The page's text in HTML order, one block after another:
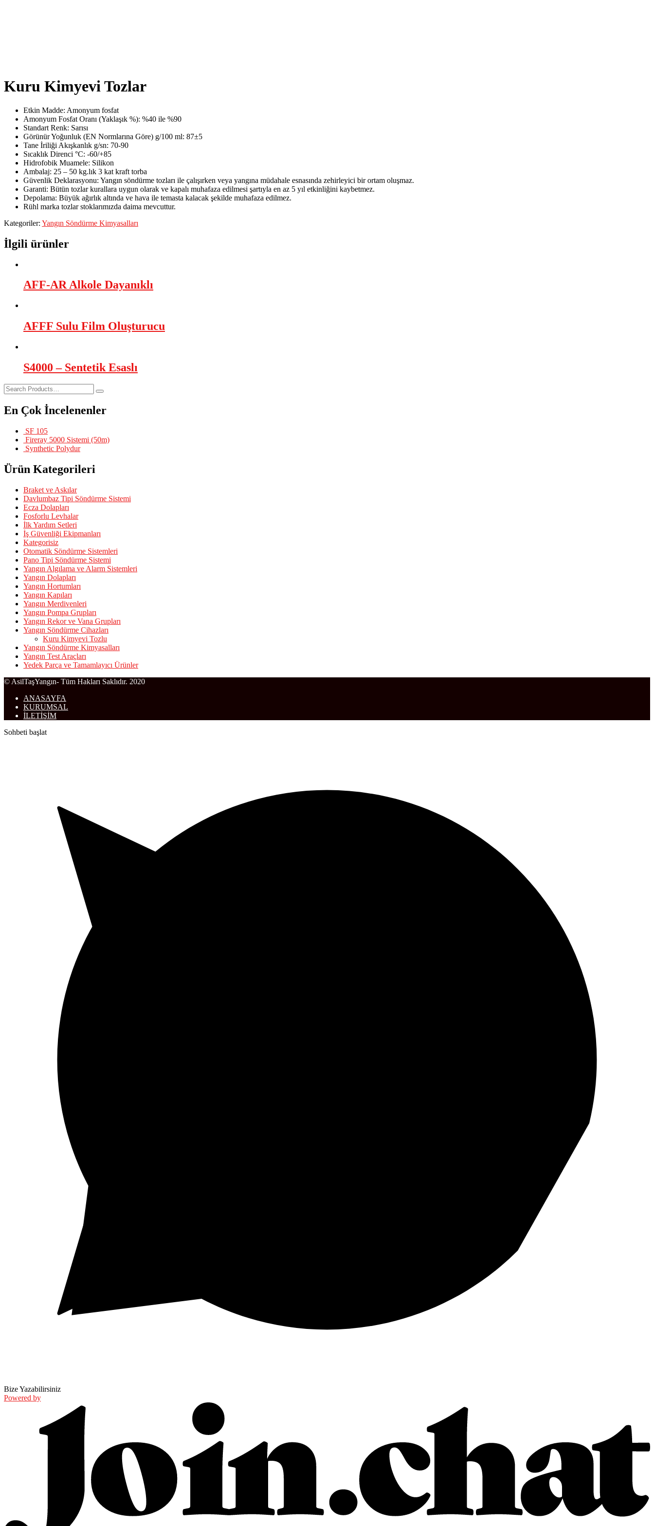
Kuru Kimyevi Tozlar
Etkin Madde: Amonyum fosfat
Amonyum Fosfat Oranı (Yaklaşık %): %40 ile %90
Standart Renk: Sarısı
Görünür Yoğunluk (EN Normlarına Göre) g/100 ml: 87±5
Tane İriliği Akışkanlık g/sn: 70-90
Sıcaklık Direnci °C: -60/+85
Hidrofobik Muamele: Silikon
Ambalaj: 25 – 50 kg.lık 3 kat kraft torba
Güvenlik Deklarasyonu: Yangın söndürme tozları ile çalışırken veya yangına müdahale esnasında zehirleyici bir ortam oluşmaz.
Garanti: Bütün tozlar kurallara uygun olarak ve kapalı muhafaza edilmesi şartıyla en az 5 yıl etkinliğini kaybetmez.
Depolama: Büyük ağırlık altında ve hava ile temasta kalacak şekilde muhafaza edilmez.
Rühl marka tozlar stoklarımızda daima mevcuttur.
Kategoriler: Yangın Söndürme Kimyasalları
İlgili ürünler
AFF-AR Alkole Dayanıklı
AFFF Sulu Film Oluşturucu
S4000 – Sentetik Esaslı
En Çok İncelenenler
SF 105
Fireray 5000 Sistemi (50m)
Synthetic Polydur
Ürün Kategorileri
Braket ve Askılar
Davlumbaz Tipi Söndürme Sistemi
Ecza Dolapları
Fosforlu Levhalar
İlk Yardım Setleri
İş Güvenliği Ekipmanları
Kategorisiz
Otomatik Söndürme Sistemleri
Pano Tipi Söndürme Sistemi
Yangın Algılama ve Alarm Sistemleri
Yangın Dolapları
Yangın Hortumları
Yangın Kapıları
Yangın Merdivenleri
Yangın Pompa Grupları
Yangın Rekor ve Vana Grupları
Yangın Söndürme Cihazları
Kuru Kimyevi Tozlu
Yangın Söndürme Kimyasalları
Yangın Test Araçları
Yedek Parça ve Tamamlayıcı Ürünler
© AsilTaşYangın- Tüm Hakları Saklıdır. 2020
ANASAYFA
KURUMSAL
İLETİŞİM
Sohbeti başlat
Bize Yazabilirsiniz
Powered by